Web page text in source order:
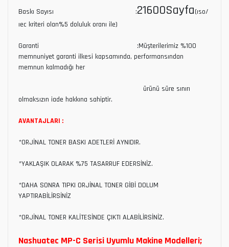
Baskı Sayısı :21600Sayfa(ıso/
ıec kriteri olan%5 doluluk oranı ile)
Garanti :Müşterilerimiz %100
memnuniyet garanti ilkesi kapsamında, performansından
memnun kalmadığı her
ürünü süre sınırı
olmaksızın iade hakkına sahiptir.
AVANTAJLARI :
*ORJİNAL TONER BASKI ADETLERİ AYNIDIR.
*YAKLAŞIK OLARAK %75 TASARRUF EDERSİNİZ.
*DAHA SONRA TIPKI ORJİNAL TONER GİBİ DOLUM
YAPTIRABİLİRSİNİZ
*ORJİNAL TONER KALİTESİNDE ÇIKTI ALABİLİRSİNİZ.
Nashuatec MP-C Serisi Uyumlu Makine Modelleri;